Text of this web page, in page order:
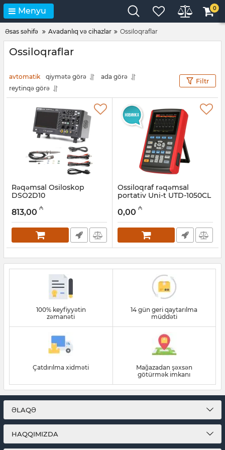
Menyu 0
Əsas səhifə Avadanlıq və cihazlar Ossiloqraflar
Ossiloqraflar
avtomatik qiymətə görə
ada görə
reytinqə görə
Filtr
Rəqəmsal Osiloskop
DSO2D10
12018484
813,00 ₼
Ossiloqraf rəqəmsal
portativ Uni-t UTD-1050CL
12018337
0,00 ₼
100% keyfiyyətin
zəmanəti
14 gün geri qaytarılma
müddəti
Çatdırılma xidməti
Mağazadan şəxsən
götürmək imkanı
ƏLAQƏ
HAQQIMIZDA